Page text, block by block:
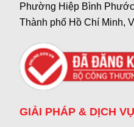
Phường Hiệp Bình
Thành phố Hồ Chí Minh,
GIẢI PHÁP & DỊCH VỤ